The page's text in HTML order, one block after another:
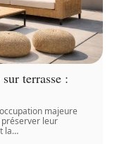
terrasse :
majeure
leur
la…